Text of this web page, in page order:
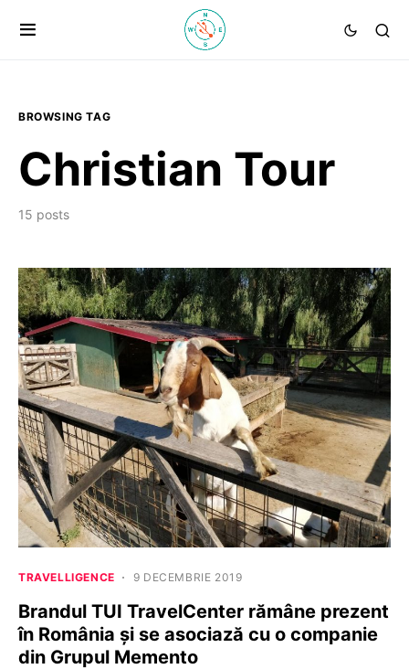
BROWSING TAG
Christian Tour
15 posts
TRAVELLIGENCE 9 DECEMBRIE 2019
Brandul TUI TravelCenter rămâne prezent
în România și se asociază cu o companie
din Grupul Memento